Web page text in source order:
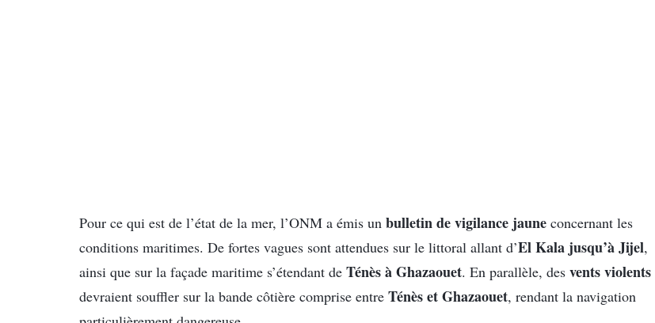
Pour ce qui est de l’état de la mer, l’ONM a émis un bulletin de vigilance jaune concernant les
conditions maritimes. De fortes vagues sont attendues sur le littoral allant d’El Kala jusqu’à Jijel,
ainsi que sur la façade maritime s’étendant de Ténès à Ghazaouet. En parallèle, des vents violents
devraient souffler sur la bande côtière comprise entre Ténès et Ghazaouet, rendant la navigation